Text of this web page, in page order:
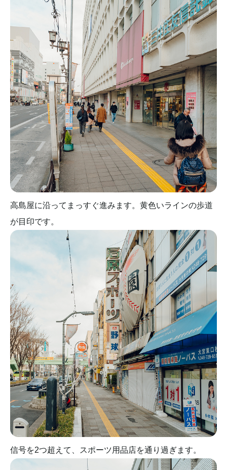
高島屋に沿ってまっすぐ進みます。黄色いラインの歩道
が目印です。
信号を2つ超えて、スポーツ用品店を通り過ぎます。